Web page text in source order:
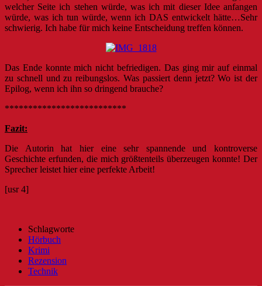
welcher Seite ich stehen würde, was ich mit dieser Idee anfangen
würde, was ich tun würde, wenn ich DAS entwickelt hätte…Sehr
schwierig. Ich habe für mich keine Entscheidung treffen können.
Das Ende konnte mich nicht befriedigen. Das ging mir auf einmal
zu schnell und zu reibungslos. Was passiert denn jetzt? Wo ist der
Epilog, wenn ich ihn so dringend brauche?
**************************
Fazit:
Die Autorin hat hier eine sehr spannende und kontroverse
Geschichte erfunden, die mich größtenteils überzeugen konnte! Der
Sprecher leistet hier eine perfekte Arbeit!
[usr 4]
Schlagworte
Hörbuch
Krimi
Rezension
Technik